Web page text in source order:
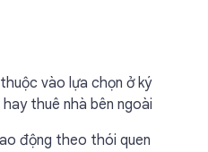
vào lựa chọn ở ký
thuê nhà bên ngoài
động theo thói quen